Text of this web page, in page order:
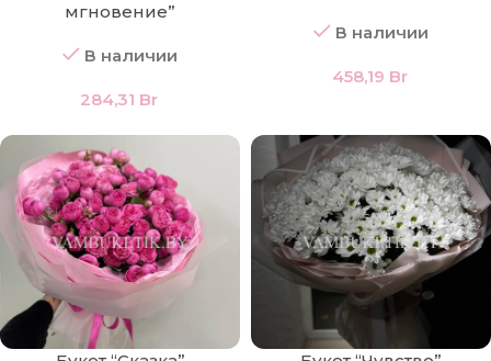
мгновение”
В наличии
284,31 Br
В наличии
458,19 Br